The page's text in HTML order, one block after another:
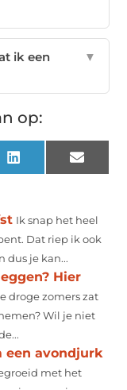
ik een
▼
op:
LinkedIn Email
Ik snap het heel
Dat riep ik ook
dus je kan...
Hier
droge zomers zat
Wil je niet
een avondjurk
met het